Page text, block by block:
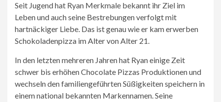
Seit Jugend hat Ryan Merkmale bekannt ihr Ziel im
Leben und auch seine Bestrebungen verfolgt mit
hartnäckiger Liebe. Das ist genau wie er kam erwerben
Schokoladenpizza im Alter von Alter 21.
In den letzten mehreren Jahren hat Ryan einige Zeit
schwer bis erhöhen Chocolate Pizzas Produktionen und
wechseln den familiengeführten Süßigkeiten speichern in
einem national bekannten Markennamen. Seine